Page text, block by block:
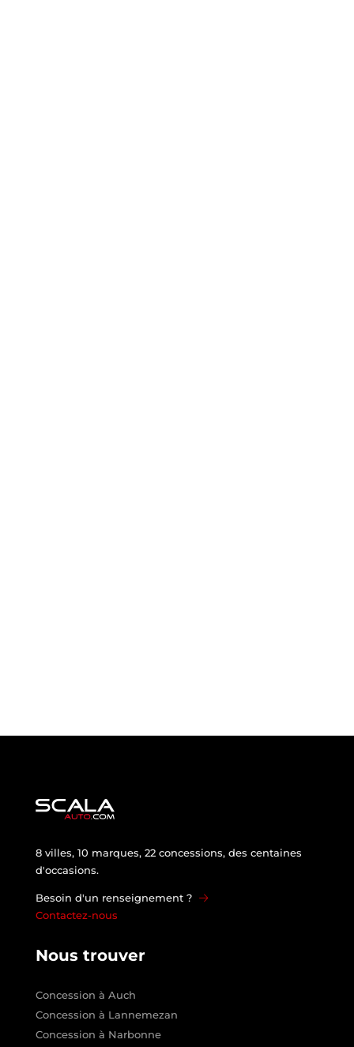
8 villes, 10 marques, 22 concessions, des centaines
d'occasions.
Besoin d'un renseignement ?
Contactez-nous
Nous trouver
Concession à Auch
Concession à Lannemezan
Concession à Narbonne